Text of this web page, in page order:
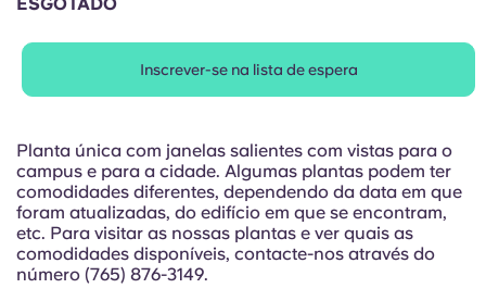
Deutsch
French
Portuguese
Inscrever-se na lista de espera
Planta única com janelas salientes com vistas para o
campus e para a cidade. Algumas plantas podem ter
comodidades diferentes, dependendo da data em que
foram atualizadas, do edifício em que se encontram,
etc. Para visitar as nossas plantas e ver quais as
comodidades disponíveis, contacte-nos através do
número (765) 876-3149.